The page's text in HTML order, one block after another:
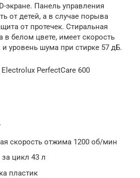
экране. Панель управления
от детей, а в случае порыва
от протечек. Стиральная
в белом цвете, имеет скорость
уровень шума при стирке 57 дБ.
PerfectCare 600
скорость отжима 1200 об/мин
цикл 43 л
пластик